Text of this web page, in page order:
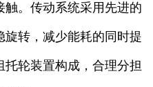
。传动系统采用先进的
转，减少能耗的同时提
轮装置构成，合理分担